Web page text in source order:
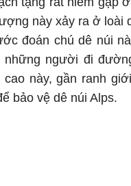
này xảy ra ở loài
đoán chú dê núi
người đi
cao này, gần ranh
bảo vệ dê núi Alps.